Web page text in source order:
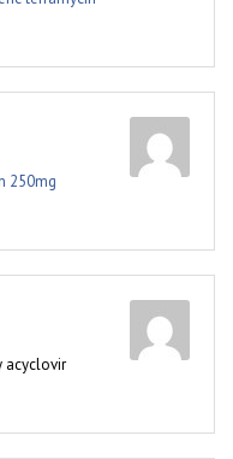
250mg
acyclovir